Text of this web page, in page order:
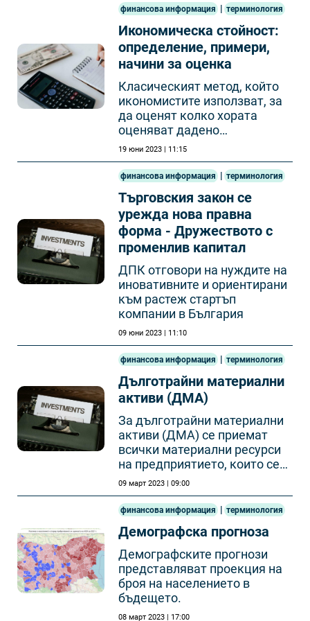
финансова информация | терминология
Икономическа стойност:
определение, примери,
начини за оценка
Класическият метод, който
икономистите използват, за
да оценят колко хората
оценяват дадено
икономическо благо, е да
разгледат цената, която
плащат за него.
19 юни 2023 | 11:15
финансова информация | терминология
Търговския закон се
урежда нова правна
форма - Дружеството с
променлив капитал
ДПК отговори на нуждите на
иновативните и ориентирани
към растеж стартъп
компании в България
09 юни 2023 | 11:10
финансова информация | терминология
Дълготрайни материални
активи (ДМА)
За дълготрайни материални
активи (ДМА) се приемат
всички материални ресурси
на предприятието, които се
използват повече от един
отчетен период (за стопански
и други цели).
09 март 2023 | 09:00
финансова информация | терминология
Демографска прогноза
Демографските прогнози
представляват проекция на
броя на населението в
бъдещето.
08 март 2023 | 17:00